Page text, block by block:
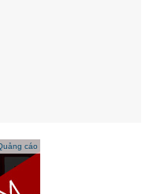
cáo